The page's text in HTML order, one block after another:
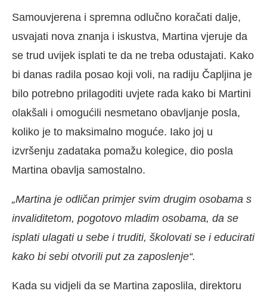
Samouvjerena i spremna odlučno koračati dalje,
usvajati nova znanja i iskustva, Martina vjeruje da
se trud uvijek isplati te da ne treba odustajati. Kako
bi danas radila posao koji voli, na radiju Čapljina je
bilo potrebno prilagoditi uvjete rada kako bi Martini
olakšali i omogućili nesmetano obavljanje posla,
koliko je to maksimalno moguće. Iako joj u
izvršenju zadataka pomažu kolegice, dio posla
Martina obavlja samostalno.
„Martina je odličan primjer svim drugim osobama s
invaliditetom, pogotovo mladim osobama, da se
isplati ulagati u sebe i truditi, školovati se i educirati
kako bi sebi otvorili put za zaposlenje“.
Kada su vidjeli da se Martina zaposlila, direktoru